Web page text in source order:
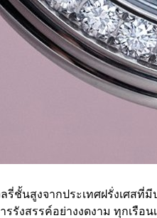
ชั้นสูงจากประเทศฝรั่งเศส
รรังสรรค์อย่างงดงาม ทุกเ